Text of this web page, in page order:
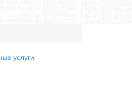
услуги